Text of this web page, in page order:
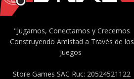
"Jugamos, Conectamos y Crecemos
Construyendo Amistad a Través de los
Juegos
Store Games SAC Ruc: 20524521122